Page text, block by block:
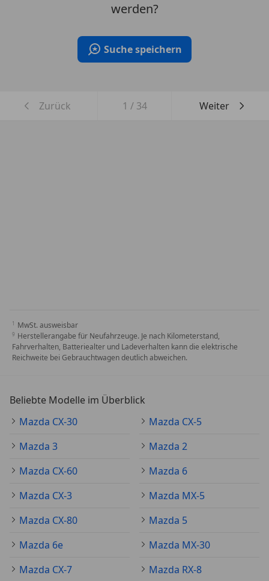
werden?
Suche speichern
Zurück 1 / 34 Weiter
MwSt. ausweisbar
Herstellerangabe für Neufahrzeuge. Je nach Kilometerstand,
Fahrverhalten, Batteriealter und Ladeverhalten kann die elektrische
Reichweite bei Gebrauchtwagen deutlich abweichen.
Beliebte Modelle im Überblick
Mazda CX-30
Mazda CX-5
Mazda 3
Mazda 2
Mazda CX-60
Mazda 6
Mazda CX-3
Mazda MX-5
Mazda CX-80
Mazda 5
Mazda 6e
Mazda MX-30
Mazda CX-7
Mazda RX-8